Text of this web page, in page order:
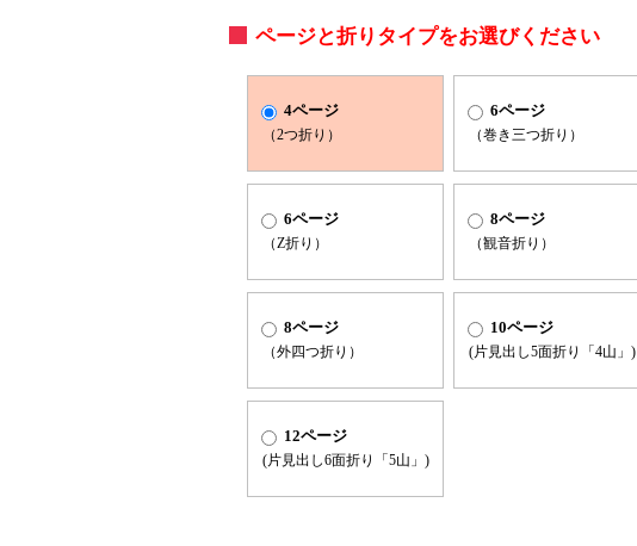
ページと折りタイプをお選びください
4ページ
（2つ折り）
6ページ
（巻き三つ折り）
6ページ
（Z折り）
8ページ
（観音折り）
8ページ
（外四つ折り）
10ページ
(片見出し5面折り「4山」)
12ページ
(片見出し6面折り「5山」)